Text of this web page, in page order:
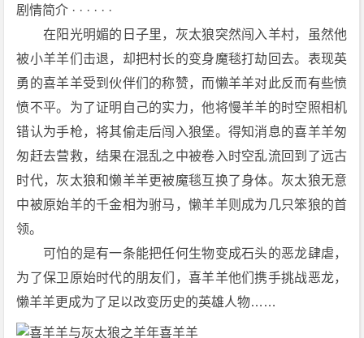
[喜
剧]
[动
画]
庭]
[奇
幻]
[冒
K
下
载
剧情简介 · · · · · ·
在阳光明媚的日子里，灰太狼突然闯入羊村，虽然他
被小羊羊们击退，却把村长的变身魔毯打劫回去。表现英
勇的喜羊羊受到伙伴们的称赞，而懒羊羊对此反而有些愤
愤不平。为了证明自己的实力，他将慢羊羊的时空照相机
错认为手枪，将其偷走后闯入狼堡。得知消息的喜羊羊匆
匆赶去营救，结果在混乱之中被卷入时空乱流回到了远古
时代，灰太狼和懒羊羊更被魔毯互换了身体。灰太狼无意
中被原始羊的千金相为驸马，懒羊羊则成为几只笨狼的首
领。
可怕的是有一条能把任何生物变成石头的恶龙肆虐，
为了保卫原始时代的朋友们，喜羊羊他们携手挑战恶龙，
懒羊羊更成为了足以改变历史的英雄人物……